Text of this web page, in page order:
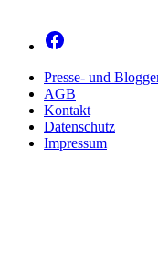
Presse- und
AGB
Kontakt
Datenschutz
Impressum